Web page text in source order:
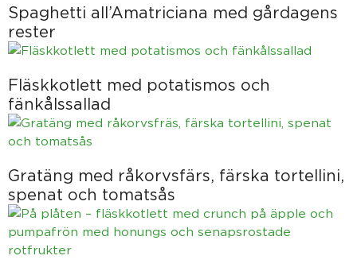
Spaghetti all’Amatriciana med gårdagens
rester
Fläskkotlett med potatismos och
fänkålssallad
Gratäng med råkorvsfärs, färska tortellini,
spenat och tomatsås